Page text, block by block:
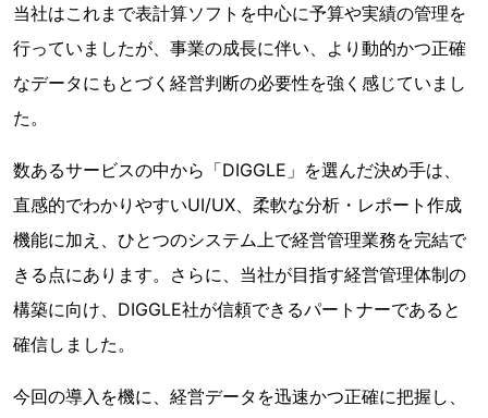
当社はこれまで表計算ソフトを中心に予算や実績の管理を
行っていましたが、事業の成長に伴い、より動的かつ正確
なデータにもとづく経営判断の必要性を強く感じていまし
た。
数あるサービスの中から「DIGGLE」を選んだ決め手は、
直感的でわかりやすいUI/UX、柔軟な分析・レポート作成
機能に加え、ひとつのシステム上で経営管理業務を完結で
きる点にあります。さらに、当社が目指す経営管理体制の
構築に向け、DIGGLE社が信頼できるパートナーであると
確信しました。
今回の導入を機に、経営データを迅速かつ正確に把握し、